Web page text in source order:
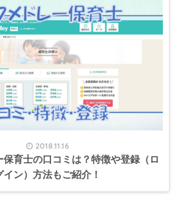
2018.11.16
保育士の口コミは？特徴や登録（ロ
イン）方法もご紹介！